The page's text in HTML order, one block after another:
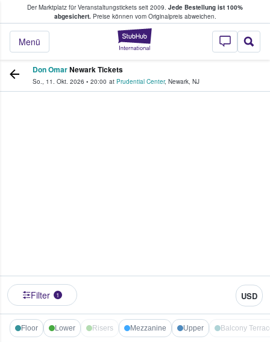
Der Marktplatz für Veranstaltungstickets seit 2009. Jede Bestellung ist 100%
abgesichert.Preise können vom Originalpreis abweichen.
StubHub - Wo
Menü
Tickets kaufen & verkaufen
Don OmarNewark Tickets
So., 11. Okt. 2026 • 20:00 at Prudential Center, Newark, NJ
Filter 1 USD
Floor Lower Risers Mezzanine Upper Balcony